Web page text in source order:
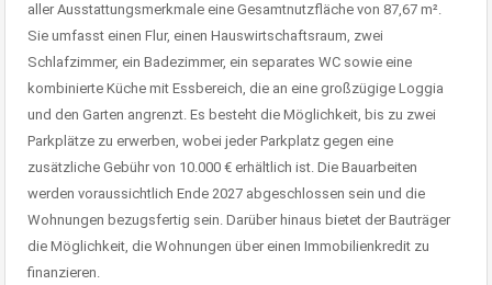
aller Ausstattungsmerkmale eine Gesamtnutzfläche von 87,67 m².
Sie umfasst einen Flur, einen Hauswirtschaftsraum, zwei
Schlafzimmer, ein Badezimmer, ein separates WC sowie eine
kombinierte Küche mit Essbereich, die an eine großzügige Loggia
und den Garten angrenzt. Es besteht die Möglichkeit, bis zu zwei
Parkplätze zu erwerben, wobei jeder Parkplatz gegen eine
zusätzliche Gebühr von 10.000 € erhältlich ist. Die Bauarbeiten
werden voraussichtlich Ende 2027 abgeschlossen sein und die
Wohnungen bezugsfertig sein. Darüber hinaus bietet der Bauträger
die Möglichkeit, die Wohnungen über einen Immobilienkredit zu
finanzieren.